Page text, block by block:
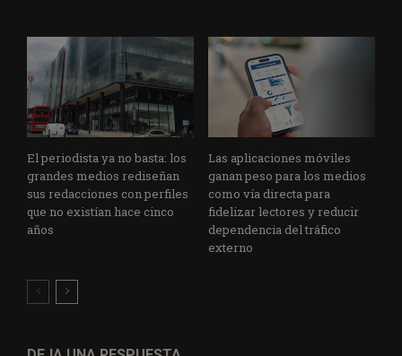
El periodista ya no basta: los
grandes medios rediseñan
sus redacciones con perfiles
que no existían hace cinco
años
Las aplicaciones móviles
ganan peso para los medios
como vía directa para
fidelizar lectores y reducir
dependencia del tráfico
externo